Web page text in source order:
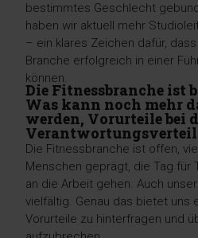
bestimmtes Geschlecht
haben wir aktuell mehr
– ein klares Zeichen dafür,
Branche erfolgreich in einer
können.
Die Fitnessbranche ist
Was kann noch mehr
werden, Vorurteile bei
Die Fitnessbranche ist offen,
Menschen geprägt, die Tag für
an die Arbeit gehen. Auch
vielfältig. Genau das bietet uns
Vorurteile zu hinterfragen und